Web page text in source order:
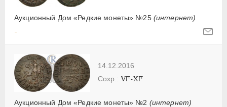
Аукционный Дом «Редкие монеты» №25 (интернет)
-
14.12.2016
Аукционный Дом «Редкие монеты» №2 (интернет)
VF-XF